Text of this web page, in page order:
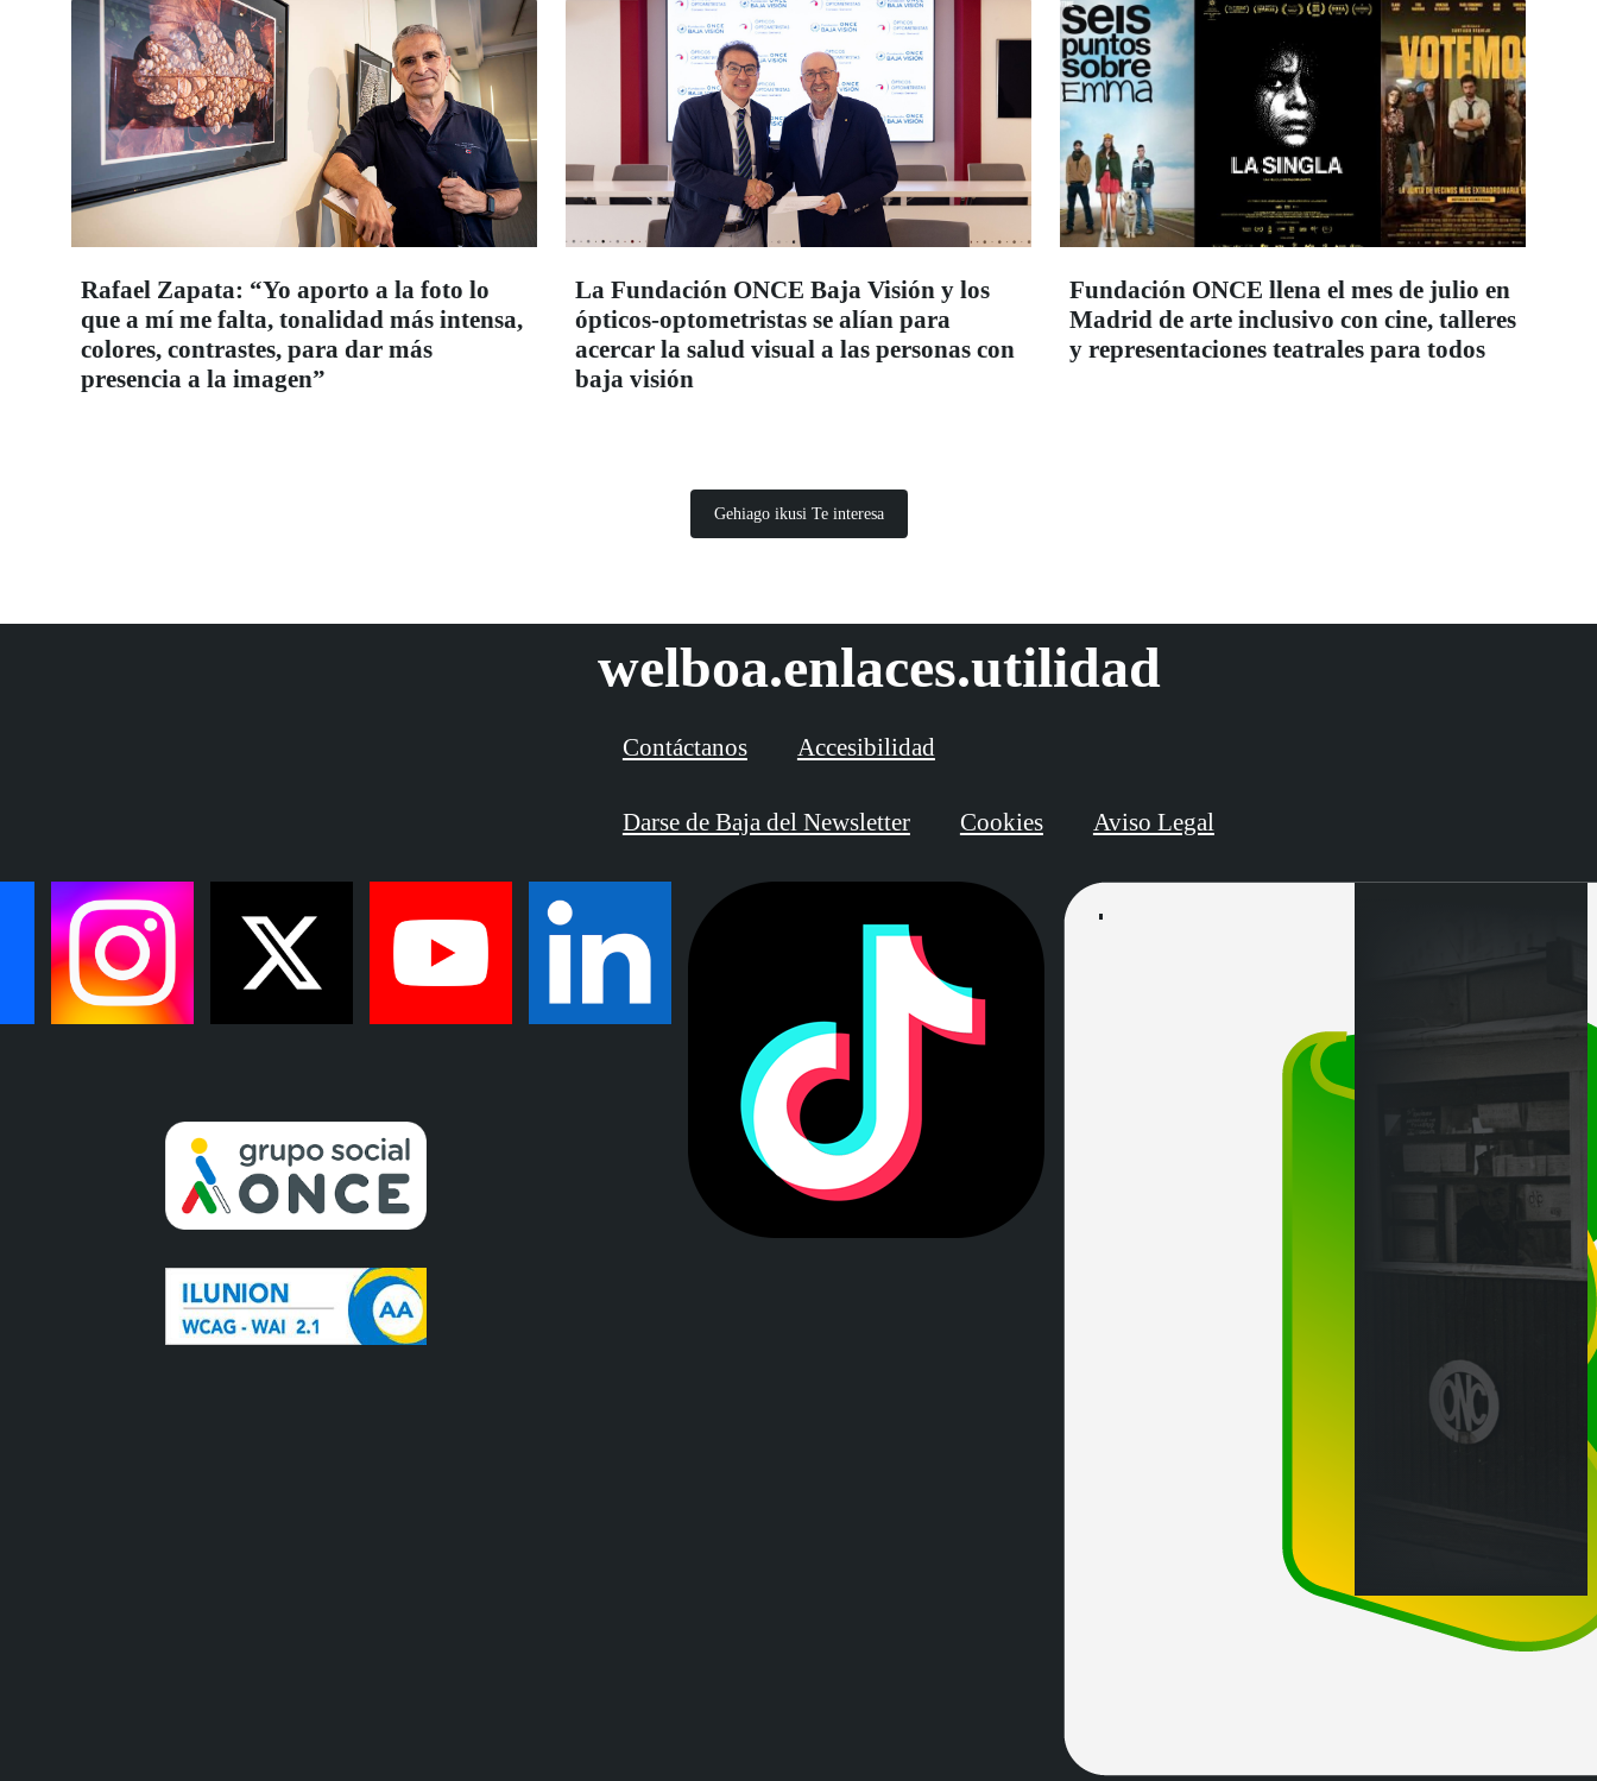
Rafael Zapata: “Yo aporto a la foto lo
que a mí me falta, tonalidad más intensa,
colores, contrastes, para dar más
presencia a la imagen”
La Fundación ONCE Baja Visión y los
ópticos-optometristas se alían para
acercar la salud visual a las personas con
baja visión
Fundación ONCE llena el mes de julio en
Madrid de arte inclusivo con cine, talleres
y representaciones teatrales para todos
Gehiago ikusi Te interesa
welboa.enlaces.utilidad
Contáctanos Accesibilidad
Darse de Baja del Newsletter Cookies Aviso Legal